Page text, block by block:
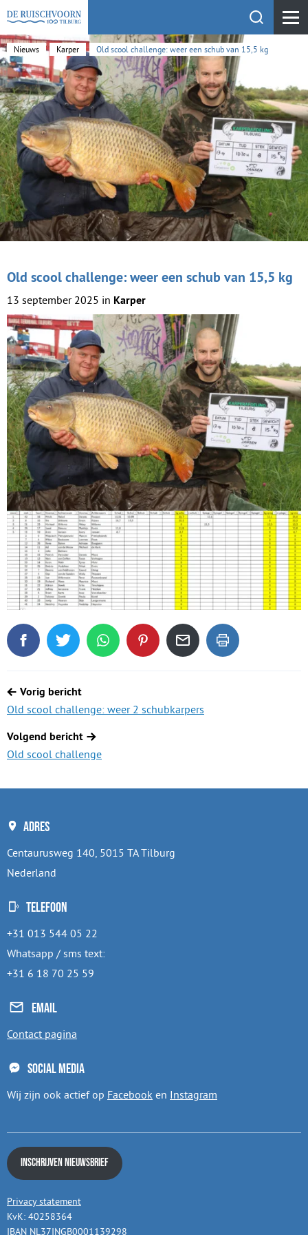
KEHV de Ruischvoorn Toon
Nieuws Karper Old scool challenge: weer een schub van 15,5 kg
Old scool challenge: weer een schub van 15,5 kg
13 september 2025 in Karper
Deel dit blogartikel op Facebook
Tweet dit blogartikel op Twitter
Deel dit blogartikel via WhatsApp
Deel dit blogartikel op Pinterest
Deel dit blogartikel via de
Dit blogartikel
Berichtnavigatie
Vorig bericht
Old scool challenge: weer 2 schubkarpers
Volgend bericht
Old scool challenge
Adres
Centaurusweg 140, 5015 TA Tilburg
Nederland
Telefoon
+31 013 544 05 22
Whatsapp / sms text:
+31 6 18 70 25 59
Email
Contact pagina
Social media
Wij zijn ook actief op Facebook en Instagram
Inschrijven nieuwsbrief
Privacy statement
KvK: 40258364
IBAN NL37INGB0001139298